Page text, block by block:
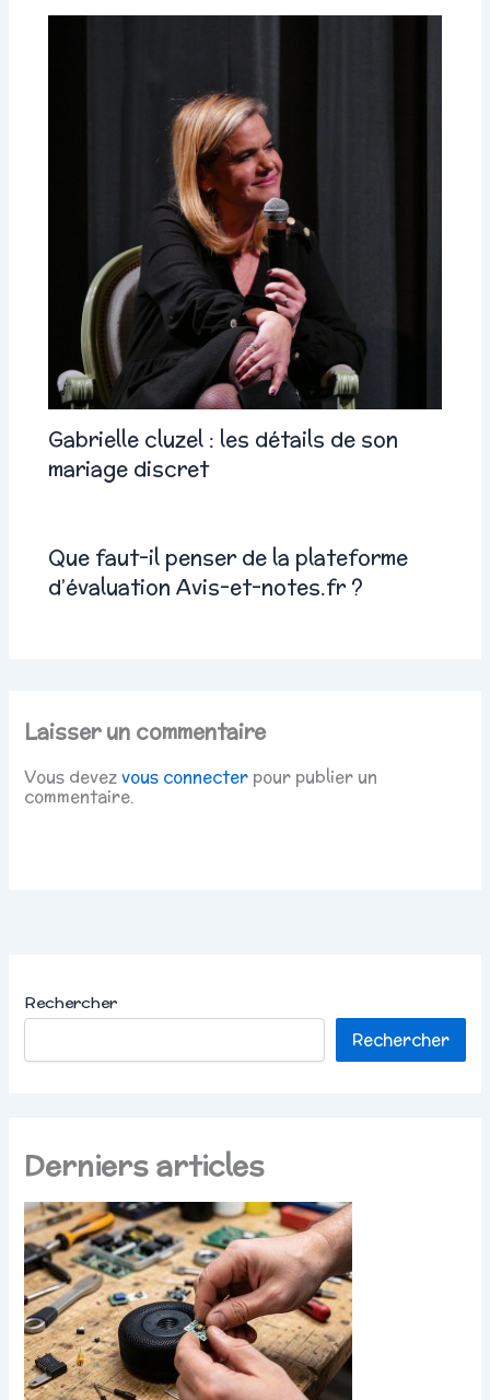
Gabrielle cluzel : les détails de son
mariage discret
Que faut-il penser de la plateforme
d’évaluation Avis-et-notes.fr ?
Laisser un commentaire
Vous devezvous connecter pour publier un
commentaire.
Rechercher
Rechercher
Derniers articles